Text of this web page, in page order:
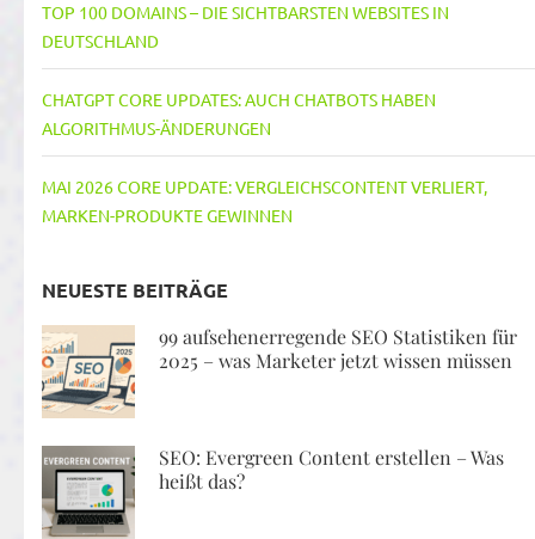
TOP 100 DOMAINS – DIE SICHTBARSTEN WEBSITES IN
DEUTSCHLAND
CHATGPT CORE UPDATES: AUCH CHATBOTS HABEN
ALGORITHMUS-ÄNDERUNGEN
MAI 2026 CORE UPDATE: VERGLEICHSCONTENT VERLIERT,
MARKEN-PRODUKTE GEWINNEN
NEUESTE BEITRÄGE
99 aufsehenerregende SEO Statistiken für
2025 – was Marketer jetzt wissen müssen
SEO: Evergreen Content erstellen – Was
heißt das?